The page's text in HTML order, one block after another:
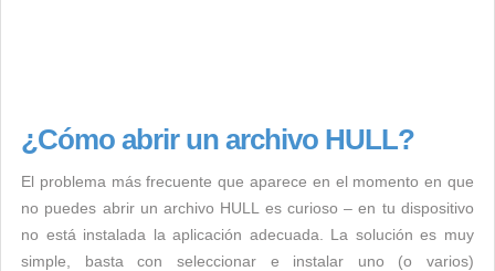
¿Cómo abrir un archivo HULL?
El problema más frecuente que aparece en el momento en que
no puedes abrir un archivo HULL es curioso – en tu dispositivo
no está instalada la aplicación adecuada. La solución es muy
simple, basta con seleccionar e instalar uno (o varios)